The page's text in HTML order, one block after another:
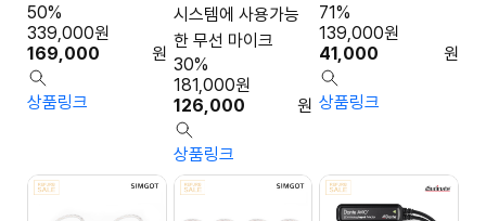
169,000 원
339,000원
50%
상품링크
시스템에 사용가능
한 무선 마이크
126,000 원
181,000원
30%
상품링크
41,000 원
139,000원
71%
상품링크